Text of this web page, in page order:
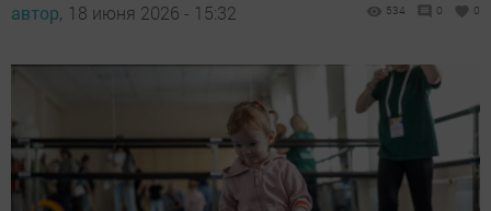
автор, 18 июня 2026 - 15:32 534 0 0